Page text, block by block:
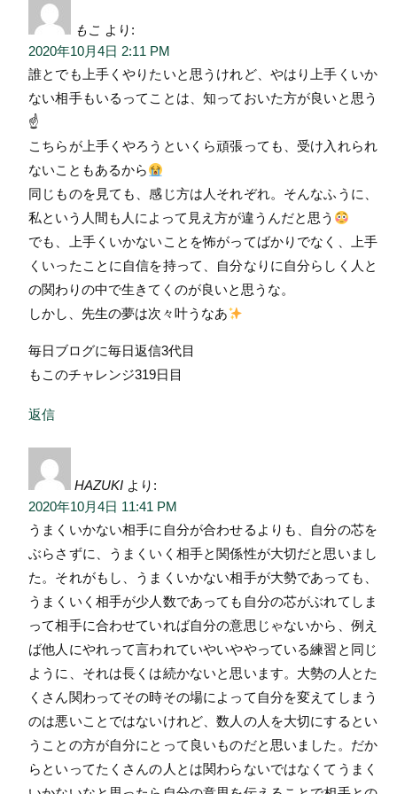
もこ より:
2020年10月4日 2:11 PM
誰とでも上手くやりたいと思うけれど、やはり上手くいか
ない相手もいるってことは、知っておいた方が良いと思う
☝️
こちらが上手くやろうといくら頑張っても、受け入れられ
ないこともあるから
同じものを見ても、感じ方は人それぞれ。そんなふうに、
私という人間も人によって見え方が違うんだと思う
でも、上手くいかないことを怖がってばかりでなく、上手
くいったことに自信を持って、自分なりに自分らしく人と
の関わりの中で生きてくのが良いと思うな。
しかし、先生の夢は次々叶うなあ
毎日ブログに毎日返信3代目
もこのチャレンジ319日目
返信
HAZUKI より:
2020年10月4日 11:41 PM
うまくいかない相手に自分が合わせるよりも、自分の芯を
ぶらさずに、うまくいく相手と関係性が大切だと思いまし
た。それがもし、うまくいかない相手が大勢であっても、
うまくいく相手が少人数であっても自分の芯がぶれてしま
って相手に合わせていれば自分の意思じゃないから、例え
ば他人にやれって言われていやいややっている練習と同じ
ように、それは長くは続かないと思います。大勢の人とた
くさん関わってその時その場によって自分を変えてしまう
のは悪いことではないけれど、数人の人を大切にするとい
うことの方が自分にとって良いものだと思いました。だか
らといってたくさんの人とは関わらないではなくてうまく